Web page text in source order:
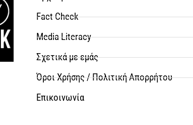
Fact Check
Media Literacy
Σχετικά με εμάς
Όροι Χρήσης / Πολιτική Απορρήτου
Επικοινωνία